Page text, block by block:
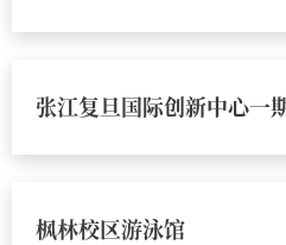
枫林校区游泳馆